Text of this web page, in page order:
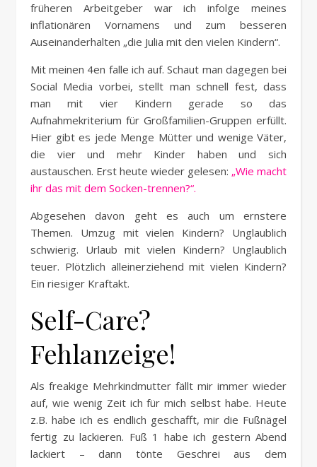
früheren Arbeitgeber war ich infolge meines
inflationären Vornamens und zum besseren
Auseinanderhalten „die Julia mit den vielen Kindern“.
Mit meinen 4en falle ich auf. Schaut man dagegen bei
Social Media vorbei, stellt man schnell fest, dass
man mit vier Kindern gerade so das
Aufnahmekriterium für Großfamilien-Gruppen erfüllt.
Hier gibt es jede Menge Mütter und wenige Väter,
die vier und mehr Kinder haben und sich
austauschen. Erst heute wieder gelesen: „Wie macht
ihr das mit dem Socken-trennen?“.
Abgesehen davon geht es auch um ernstere
Themen. Umzug mit vielen Kindern? Unglaublich
schwierig. Urlaub mit vielen Kindern? Unglaublich
teuer. Plötzlich alleinerziehend mit vielen Kindern?
Ein riesiger Kraftakt.
Self-Care?
Fehlanzeige!
Als freakige Mehrkindmutter fällt mir immer wieder
auf, wie wenig Zeit ich für mich selbst habe. Heute
z.B. habe ich es endlich geschafft, mir die Fußnägel
fertig zu lackieren. Fuß 1 habe ich gestern Abend
lackiert – dann tönte Geschrei aus dem